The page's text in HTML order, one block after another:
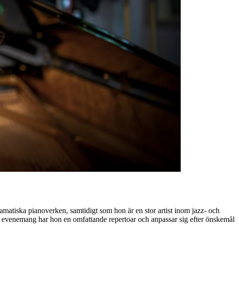
pianoverken, samtidigt som hon är en stor artist inom jazz- och
har hon en omfattande repertoar och anpassar sig efter önskemål